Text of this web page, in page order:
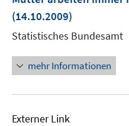
(14.10.2009)
Statistisches Bundesamt
mehr Informationen
Externer Link